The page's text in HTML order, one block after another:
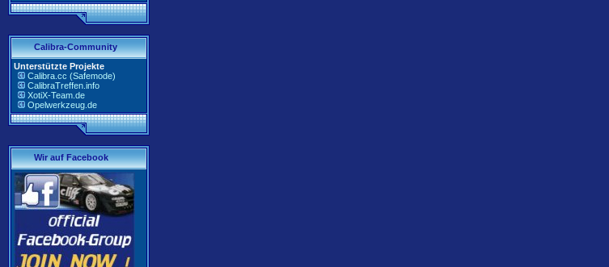
Calibra-Community
Unterstützte Projekte
Calibra.cc (Safemode)
CalibraTreffen.info
XotiX-Team.de
Opelwerkzeug.de
Wir auf Facebook